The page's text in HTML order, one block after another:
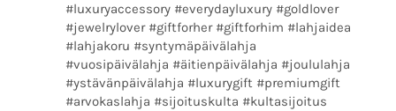
#luxuryaccessory #everydayluxury #goldlover
#jewelrylover #giftforher #giftforhim #lahjaidea
#lahjakoru #syntymäpäivälahja
#vuosipäivälahja #äitienpäivälahja #joululahja
#ystävänpäivälahja #luxurygift #premiumgift
#arvokaslahja #sijoituskulta #kultasijoitus